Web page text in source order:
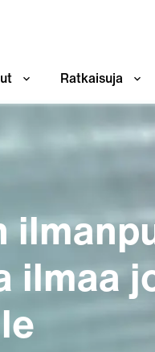
Ratkaisuja
ilmaa